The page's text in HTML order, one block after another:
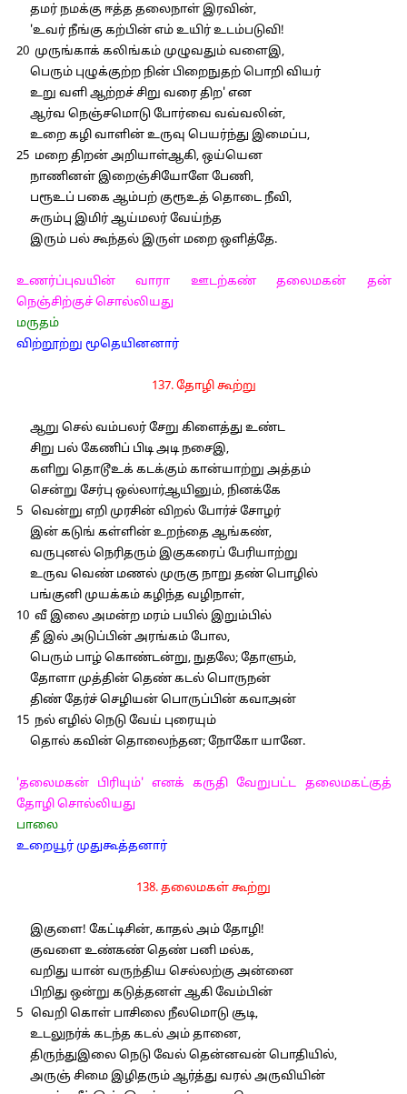
தமர் நமக்கு ஈத்த தலைநாள் இரவின்,
'உவர் நீங்கு கற்பின் எம் உயிர் உடம்படுவி!
20 முருங்காக் கலிங்கம் முழுவதும் வளைஇ,
பெரும் புழுக்குற்ற நின் பிறைநுதற் பொறி வியர்
உறு வளி ஆற்றச் சிறு வரை திற' என
ஆர்வ நெஞ்சமொடு போர்வை வவ்வலின்,
உறை கழி வாளின் உருவு பெயர்ந்து இமைப்ப,
25 மறை திறன் அறியாள்ஆகி, ஒய்யென
நாணினள் இறைஞ்சியோளே பேணி,
பரூஉப் பகை ஆம்பற் குரூஉத் தொடை நீவி,
சுரும்பு இமிர் ஆய்மலர் வேய்ந்த
இரும் பல் கூந்தல் இருள் மறை ஒளித்தே.
உணர்ப்புவயின் வாரா ஊடற்கண் தலைமகன் தன்
நெஞ்சிற்குச் சொல்லியது
மருதம்
விற்றூற்று மூதெயினனார்
137. தோழி கூற்று
ஆறு செல் வம்பலர் சேறு கிளைத்து உண்ட
சிறு பல் கேணிப் பிடி அடி நசைஇ,
களிறு தொடூஉக் கடக்கும் கான்யாற்று அத்தம்
சென்று சேர்பு ஒல்லார்ஆயினும், நினக்கே
5 வென்று எறி முரசின் விறல் போர்ச் சோழர்
இன் கடுங் கள்ளின் உறந்தை ஆங்கண்,
வருபுனல் நெரிதரும் இகுகரைப் பேரியாற்று
உருவ வெண் மணல் முருகு நாறு தண் பொழில்
பங்குனி முயக்கம் கழிந்த வழிநாள்,
10 வீ இலை அமன்ற மரம் பயில் இறும்பில்
தீ இல் அடுப்பின் அரங்கம் போல,
பெரும் பாழ் கொண்டன்று, நுதலே; தோளும்,
தோளா முத்தின் தெண் கடல் பொருநன்
திண் தேர்ச் செழியன் பொருப்பின் கவாஅன்
15 நல் எழில் நெடு வேய் புரையும்
தொல் கவின் தொலைந்தன; நோகோ யானே.
'தலைமகன் பிரியும்' எனக் கருதி வேறுபட்ட தலைமகட்குத்
தோழி சொல்லியது
பாலை
உறையூர் முதுகூத்தனார்
138. தலைமகள் கூற்று
இகுளை! கேட்டிசின், காதல் அம் தோழி!
குவளை உண்கண் தெண் பனி மல்க,
வறிது யான் வருந்திய செல்லற்கு அன்னை
பிறிது ஒன்று கடுத்தனள் ஆகி வேம்பின்
5 வெறி கொள் பாசிலை நீலமொடு சூடி,
உடலுநர்க் கடந்த கடல் அம் தானை,
திருந்துஇலை நெடு வேல் தென்னவன் பொதியில்,
அருஞ் சிமை இழிதரும் ஆர்த்து வரல் அருவியின்